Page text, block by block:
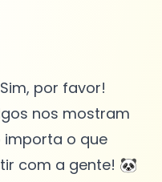
por favor!
nos mostram
importa o que
com a gente! 🐼